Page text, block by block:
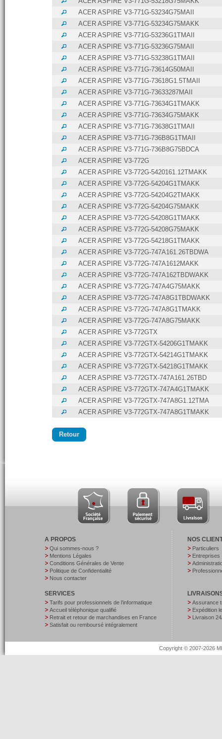
ACER ASPIRE V3-771G-53234G75MAII
ACER ASPIRE V3-771G-53234G75MAKK
ACER ASPIRE V3-771G-53236G1TMAII
ACER ASPIRE V3-771G-53236G75MAII
ACER ASPIRE V3-771G-53238G1TMAII
ACER ASPIRE V3-771G-73614G50MAII
ACER ASPIRE V3-771G-73618G1.5TMAII
ACER ASPIRE V3-771G-73633287MAII
ACER ASPIRE V3-771G-73634G1TMAKK
ACER ASPIRE V3-771G-73634G75MAKK
ACER ASPIRE V3-771G-73638G1TMAII
ACER ASPIRE V3-771G-736B8G1TMAII
ACER ASPIRE V3-771G-736B8G75BDCA
ACER ASPIRE V3-772G
ACER ASPIRE V3-772G-5420161.12TMAKK
ACER ASPIRE V3-772G-54204G1TMAKK
ACER ASPIRE V3-772G-54204G2TMAKK
ACER ASPIRE V3-772G-54204G75MAKK
ACER ASPIRE V3-772G-54208G1TMAKK
ACER ASPIRE V3-772G-54208G75MAKK
ACER ASPIRE V3-772G-54218G1TMAKK
ACER ASPIRE V3-772G-747A161.26TBDWA
ACER ASPIRE V3-772G-747A1612MAKK
ACER ASPIRE V3-772G-747A162TBDWAKK
ACER ASPIRE V3-772G-747A4G75MAKK
ACER ASPIRE V3-772G-747A8G1TBDWAKK
ACER ASPIRE V3-772G-747A8G1TMAKK
ACER ASPIRE V3-772G-747A8G75MAKK
ACER ASPIRE V3-772GTX
ACER ASPIRE V3-772GTX-54206G1TMAKK
ACER ASPIRE V3-772GTX-54214G1TMAKK
ACER ASPIRE V3-772GTX-54218G1TMAKK
ACER ASPIRE V3-772GTX-747A161.26TBD
ACER ASPIRE V3-772GTX-747A4G1TMAKK
ACER ASPIRE V3-772GTX-747A8G1.12TMA
ACER ASPIRE V3-772GTX-747A8G1TMAKK
Retour
A PROPOS
Qui sommes-nous ?
Mentions Légales
Conditions Générales de Vente
Politique de Confidentialité
Nous contacter
SERVICES
Tarifs pour professionnels de l’informatique
Accueil téléphonique qualifié
Retrait et retour de marchandises en France
Satisfait ou remboursé intégralement
NOS
Particuliers
Entreprises
Assurance
Expédition
Livraison
Copyright © 2007-2026